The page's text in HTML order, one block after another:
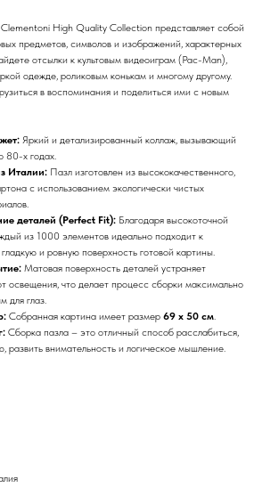
High Quality Collection представляет собой
предметов, символов и изображений, характерных
отсылки к культовым видеоиграм (Pac-Man),
одежде, роликовым конькам и многому другому.
в воспоминания и поделиться ими с новым
Яркий и детализированный коллаж, вызывающий
80-х годах.
Италии: Пазл изготовлен из высококачественного,
с использованием экологически чистых
деталей (Perfect Fit): Благодаря высокоточной
из 1000 элементов идеально подходит к
и ровную поверхность готовой картины.
Матовая поверхность деталей устраняет
освещения, что делает процесс сборки максимально
для глаз.
Собранная картина имеет размер 69 х 50 см.
Сборка пазла – это отличный способ расслабиться,
развить внимательность и логическое мышление.